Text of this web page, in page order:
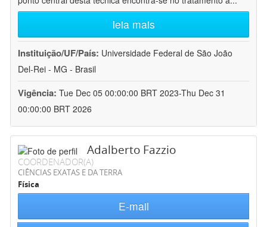
leia mais
Instituição/UF/País: Universidade Federal de São João
Del-Rei - MG - Brasil
Vigência: Tue Dec 05 00:00:00 BRT 2023-Thu Dec 31
00:00:00 BRT 2026
Adalberto Fazzio
COORDENADOR(A)
CIÊNCIAS EXATAS E DA TERRA
Física
E-mail